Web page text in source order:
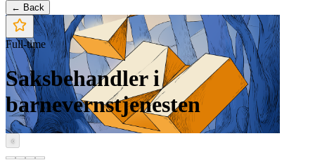
← Back
Full-time
Saksbehandler i
barnevernstjenesten
‹